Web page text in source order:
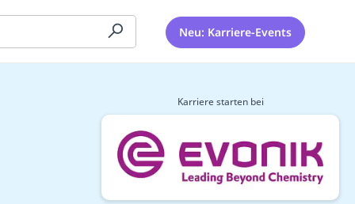
Neu: Karriere-Events
Karriere starten bei